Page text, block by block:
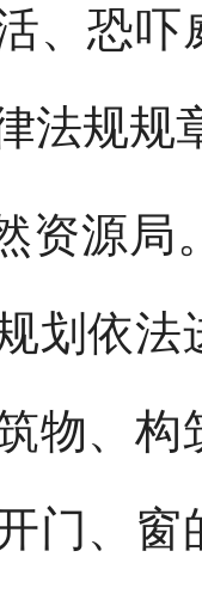
、恐
法规规
资源局
划依
物、
门、